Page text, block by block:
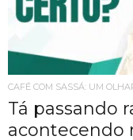
CAFÉ COM SASSÁ: UM
Tá passando
acontecendo